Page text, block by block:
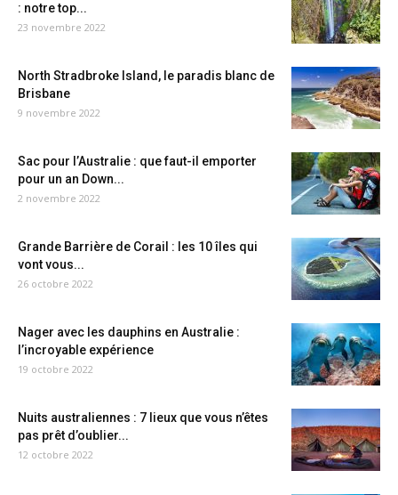
: notre top...
23 novembre 2022
North Stradbroke Island, le paradis blanc de
Brisbane
9 novembre 2022
Sac pour l’Australie : que faut-il emporter
pour un an Down...
2 novembre 2022
Grande Barrière de Corail : les 10 îles qui
vont vous...
26 octobre 2022
Nager avec les dauphins en Australie :
l’incroyable expérience
19 octobre 2022
Nuits australiennes : 7 lieux que vous n’êtes
pas prêt d’oublier...
12 octobre 2022